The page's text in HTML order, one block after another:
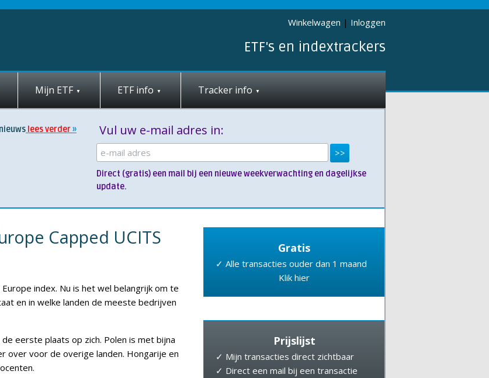
Winkelwagen | Inloggen
ETF's en indextrackers
Mijn ETF ETF info Tracker info
lees verder Vul uw e-mail adres in:
Direct (gratis) een mail bij een nieuwe weekverwachting en dagelijkse
update.
Capped UCITS
index. Nu is het wel belangrijk om te
en in welke landen de meeste bedrijven
eerste plaats op zich. Polen is met bijna
over voor de overige landen. Hongarije en
Gratis
✓ Alle transacties ouder dan 1 maand
Klik hier
Prijslijst
✓ Mijn transacties direct zichtbaar
✓ Direct een mail bij een transactie